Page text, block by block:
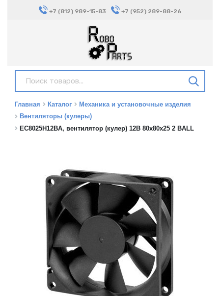
+7 (812) 989-15-83 +7 (952) 289-88-26
Главная Каталог
Механика и установочные изделия
Вентиляторы (кулеры)
EC8025H12BA, вентилятор (кулер) 12В 80x80x25 2 BALL